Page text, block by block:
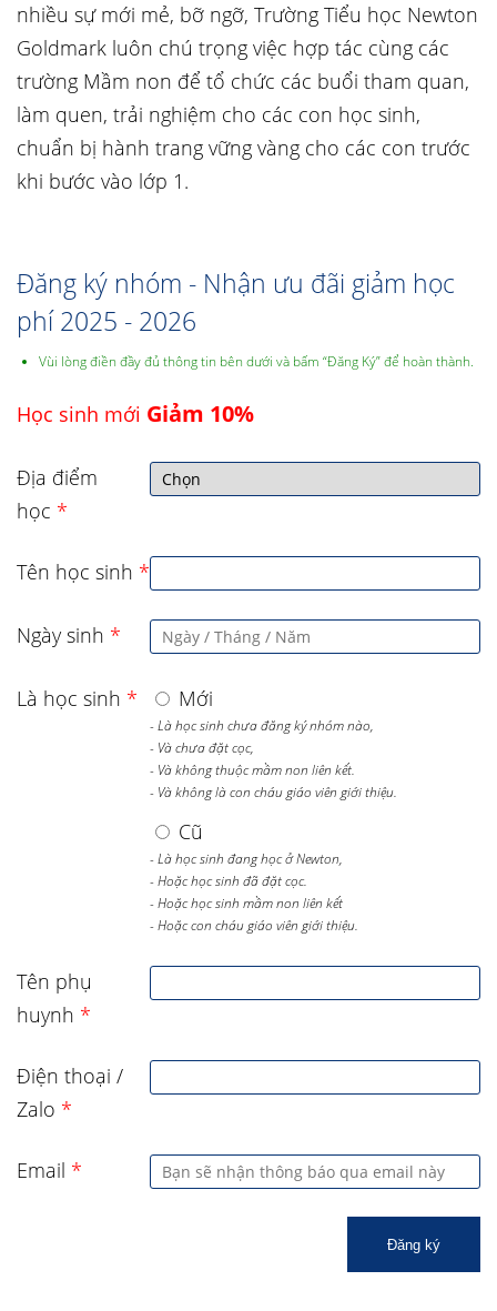
nhiều sự mới mẻ, bỡ ngỡ, Trường Tiểu học Newton
Goldmark luôn chú trọng việc hợp tác cùng các
trường Mầm non để tổ chức các buổi tham quan,
làm quen, trải nghiệm cho các con học sinh,
chuẩn bị hành trang vững vàng cho các con trước
khi bước vào lớp 1.
Đăng ký nhóm - Nhận ưu đãi giảm học
phí 2025 - 2026
Vùi lòng điền đầy đủ thông tin bên dưới và bấm “Đăng Ký” để hoàn thành.
Học sinh mới Giảm 10%
Địa điểm
học *
Tên học sinh *
Ngày sinh *
Là học sinh * Mới
- Là học sinh chưa đăng ký nhóm nào,
- Và chưa đặt cọc,
- Và không thuộc mầm non liên kết.
- Và không là con cháu giáo viên giới thiệu.
Cũ
- Là học sinh đang học ở Newton,
- Hoặc học sinh đã đặt cọc.
- Hoặc học sinh mầm non liên kết
- Hoặc con cháu giáo viên giới thiệu.
Tên phụ
huynh *
Điện thoại /
Zalo *
Email *
Đăng ký